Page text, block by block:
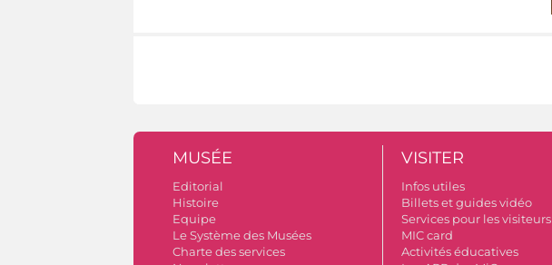
MUSÉE
Editorial
Histoire
Equipe
Le Système des Musées
Charte des services
VISITER
Infos utiles
Billets et guides vidéo
Services pour les visiteurs
MIC card
Activités éducatives